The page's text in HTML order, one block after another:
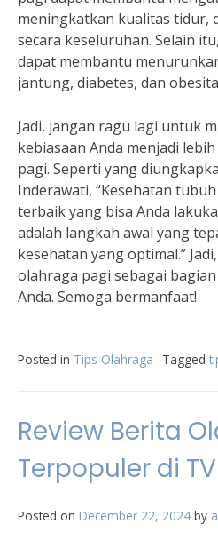
meningkatkan kualitas tidur,
secara keseluruhan. Selain
dapat membantu
jantung, diabetes, dan
Jadi, jangan ragu lagi untuk
kebiasaan Anda menjadi
pagi. Seperti yang
Inderawati, “Kesehatan
terbaik yang bisa Anda
adalah langkah awal yang
kesehatan yang optimal.”
olahraga pagi sebagai
Anda. Semoga bermanfaat!
Posted in Tips Olahraga Tagged
Review Berita
Terpopuler di
Posted on December 22, 2024 by